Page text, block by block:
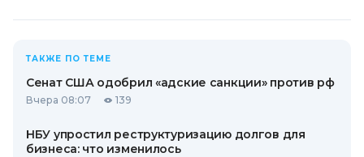
ТАКЖЕ ПО ТЕМЕ
Сенат США одобрил «адские санкции» против рф
Вчера 08:07 139
НБУ упростил реструктуризацию долгов для
бизнеса: что изменилось